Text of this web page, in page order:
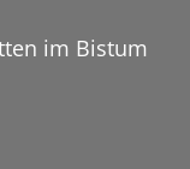
im Bistum